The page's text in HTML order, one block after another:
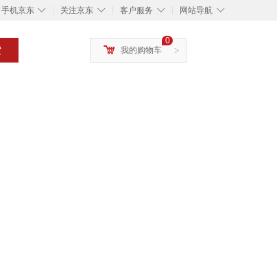
◇
手机京东 ◇
关注京东 ◇
客户服务 ◇
网站导航
>
0
我的购物车